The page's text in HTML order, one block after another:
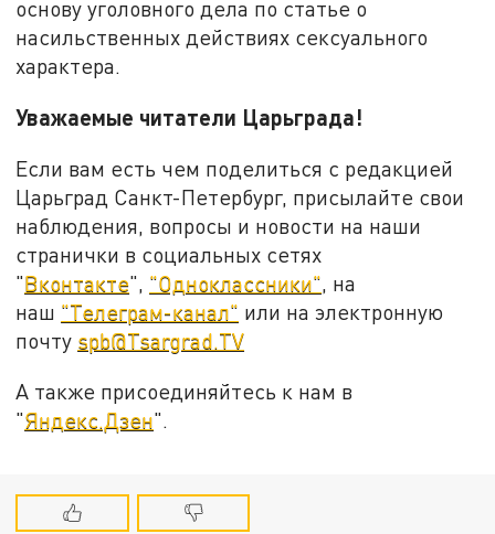
основу уголовного дела по статье о
насильственных действиях сексуального
характера.
Уважаемые читатели Царьграда!
Если вам есть чем поделиться с редакцией
Царьград Санкт-Петербург, присылайте свои
наблюдения, вопросы и новости на наши
странички в социальных сетях
"Вконтакте", "Одноклассники", на
наш "Телеграм-канал" или на электронную
почту spb@Tsargrad.TV
А также присоединяйтесь к нам в
"Яндекс.Дзен".